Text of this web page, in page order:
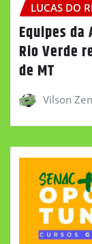
LUCAS DO
Equipes
Rio Verde
de MT
Vilson